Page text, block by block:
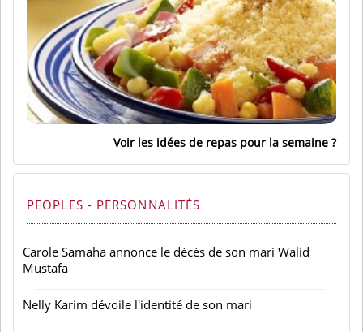
Voir les idées de repas pour la semaine
PEOPLES - PERSONNALITÉS
Carole Samaha annonce le décès de son mari Walid
Mustafa
Nelly Karim dévoile l'identité de son mari